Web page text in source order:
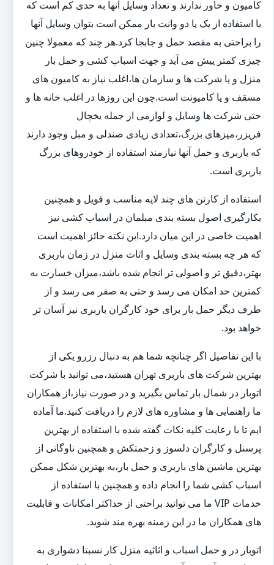
کامیون و خاور ندارند و تعداد وسایل آنها به حدی کم است که
با استفاده از یک یا دو وانت بار ممکن است بتوان وسایل آنها
را براحتی به مقصد حمل و جابجا کرد.هر چند که معمولا چنین
چیزی کمتر پیش می آید و جهت اسباب کشی و حمل بار
منزل و یا شرکت ها و سازمان ها،اغلب نیاز به کامیون های
مسقف و یا کامیونت است.چون این روزها در اغلب خانه ها و
حتی شرکت ها وسایل و لوازمی از جمله یخچال
فریزر،میزهای بزرگ،تعدادی زیادی صندلی و مبل وجود دارند
که باربری و حمل آنها نیازمند استفاده از خودروهای بزرگ
باربری است.
استفاده از کارتن های چند لایه مناسب و فویل و همچنین
بکارگیری اصول بسته بندی مبلمان در اسباب کشی نیز
اهمیت خاصی در این میان دارد.این نکته حائز اهمیت است
که هر چه بسته بندی وسایل و اثاث منزل در زمان باربری
بهتر،دقیق تر و اصولی تر انجام شده باشد،میزان خسارت به
کمترین حد امکان می رسد و حتی به صفر می رسد و از
طرف دیگر حمل بار برای خود کارگران باربری نیز آسان تر
خواهد بود.
با این تفاصیل اگر چنانچه شما هم به دنبال رزرو یکی از
بهترین شرکت های باربری تهران هستید،می توانید با شرکت
اتوبار در شمال بار تماس بگیرید و در صورت نیاز،از همکاران
ما راهنمایی ها و مشاوره های لازم را دریافت کنید.ما آماده
ایم تا با رعایت کلیه نکات گفته شده با استفاده از بهترین
پرسنل و کارگران دلسوز و زحمتکش و همچنین ناوگانی از
بهترین ماشین های باربری و حمل بار،به بهترین شکل ممکن
اسباب کشی شما را انجام داده و همچنین با استفاده از
خدمات VIP ما می توانید براحتی از حداکثر امکانات و قابلیت
های همکاران ما در این زمینه بهره مند شوید.
اتوبار در و حمل اسباب و اثاثیه منزل کار نسبتا دشواری به